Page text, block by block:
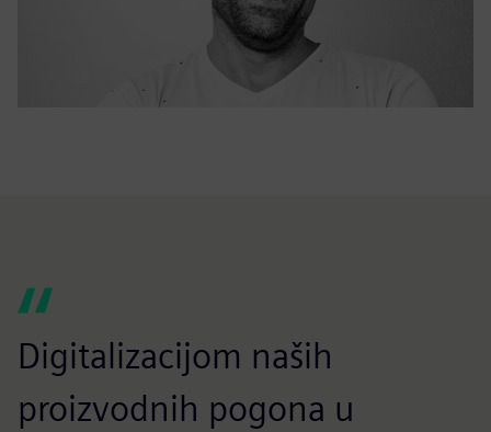
Digitalizacijom naših
proizvodnih pogona u